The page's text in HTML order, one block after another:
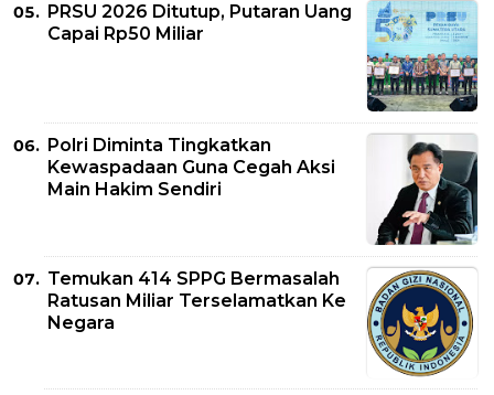
PRSU 2026 Ditutup, Putaran Uang
Capai Rp50 Miliar
Polri Diminta Tingkatkan
Kewaspadaan Guna Cegah Aksi
Main Hakim Sendiri
Temukan 414 SPPG Bermasalah
Ratusan Miliar Terselamatkan Ke
Negara